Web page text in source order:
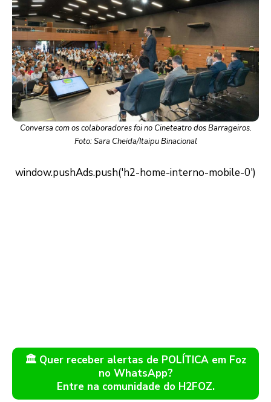
Conversa com os colaboradores foi no Cineteatro dos Barrageiros.
Foto: Sara Cheida/Itaipu Binacional
🏛️ Quer receber alertas de POLÍTICA em Foz
no WhatsApp?
Entre na comunidade do H2FOZ.